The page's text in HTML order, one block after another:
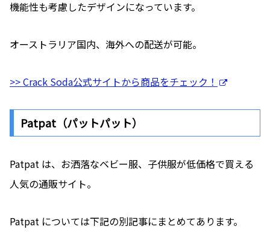
機能性も考慮したデザインになっています。
オーストラリア国内、海外への配送が可能。
>> Crack Soda公式サイトから商品をチェック！
Patpat（パットパット）
Patpat は、お洒落なベビー服、子供服が低価格で買える
人気の通販サイト。
Patpat については下記の別記事にまとめてあります。